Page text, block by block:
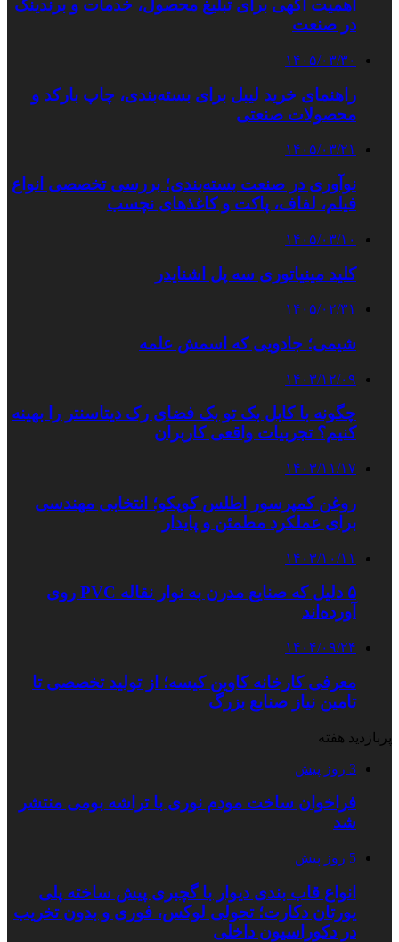
اهمیت آگهی برای تبلیغ محصول، خدمات و برندینگ
در صنعت
۱۴۰۵/۰۳/۳۰
راهنمای خرید لیبل برای بسته‌بندی، چاپ بارکد و
محصولات صنعتی
۱۴۰۵/۰۳/۲۱
نوآوری در صنعت بسته‌بندی؛ بررسی تخصصی انواع
فیلم، لفاف، پاکت و کاغذهای نچسب
۱۴۰۵/۰۳/۱۰
کلید مینیاتوری سه پل اشنایدر
۱۴۰۵/۰۲/۳۱
شیمی؛ جادویی که اسمش علمه
۱۴۰۳/۱۲/۰۹
چگونه با کابل بک تو بک فضای رک دیتاسنتر را بهینه
کنیم؟ تجربیات واقعی کاربران
۱۴۰۳/۱۱/۱۷
روغن کمپرسور اطلس کوپکو؛ انتخابی مهندسی
برای عملکرد مطمئن و پایدار
۱۴۰۳/۱۰/۱۱
۵ دلیل که صنایع مدرن به نوار نقاله PVC روی
آورده‌اند
۱۴۰۴/۰۹/۲۴
معرفی کارخانه کاوین کیسه؛ از تولید تخصصی تا
تامین نیاز صنایع بزرگ
پربازدید هفته
3 روز پیش
فراخوان ساخت مودم نوری با تراشه بومی منتشر
شد
5 روز پیش
انواع قاب بندی دیوار با گچبری پیش ساخته پلی
یورتان دکارت؛ تحولی لوکس، فوری و بدون تخریب
در دکوراسیون داخلی